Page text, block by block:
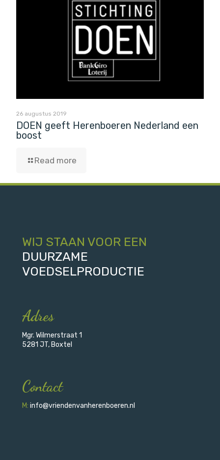
26 augustus 2019
DOEN geeft Herenboeren Nederland een
boost
Read more
WIJ STAAN VOOR EEN
DUURZAME
VOEDSELPRODUCTIE
Adres
Mgr. Wilmerstraat 1
5281 JT, Boxtel
Contact
M: info@vriendenvanherenboeren.nl